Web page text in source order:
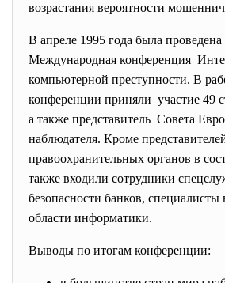
возрастания вероятности
В апреле 1995 года была проведена
Международная конференция
компьютерной преступности. В
конференции приняли участие 49
а также представитель Совета
наблюдателя. Кроме
правоохранительных органов в
также входили сотрудники
безопасности банков, специалисты
области информатики.
Выводы по итогам конференции: